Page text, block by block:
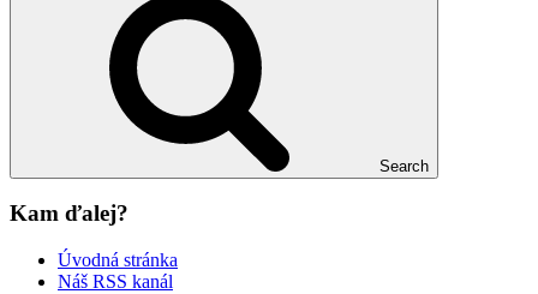
Search
Kam ďalej?
Úvodná stránka
Náš RSS kanál